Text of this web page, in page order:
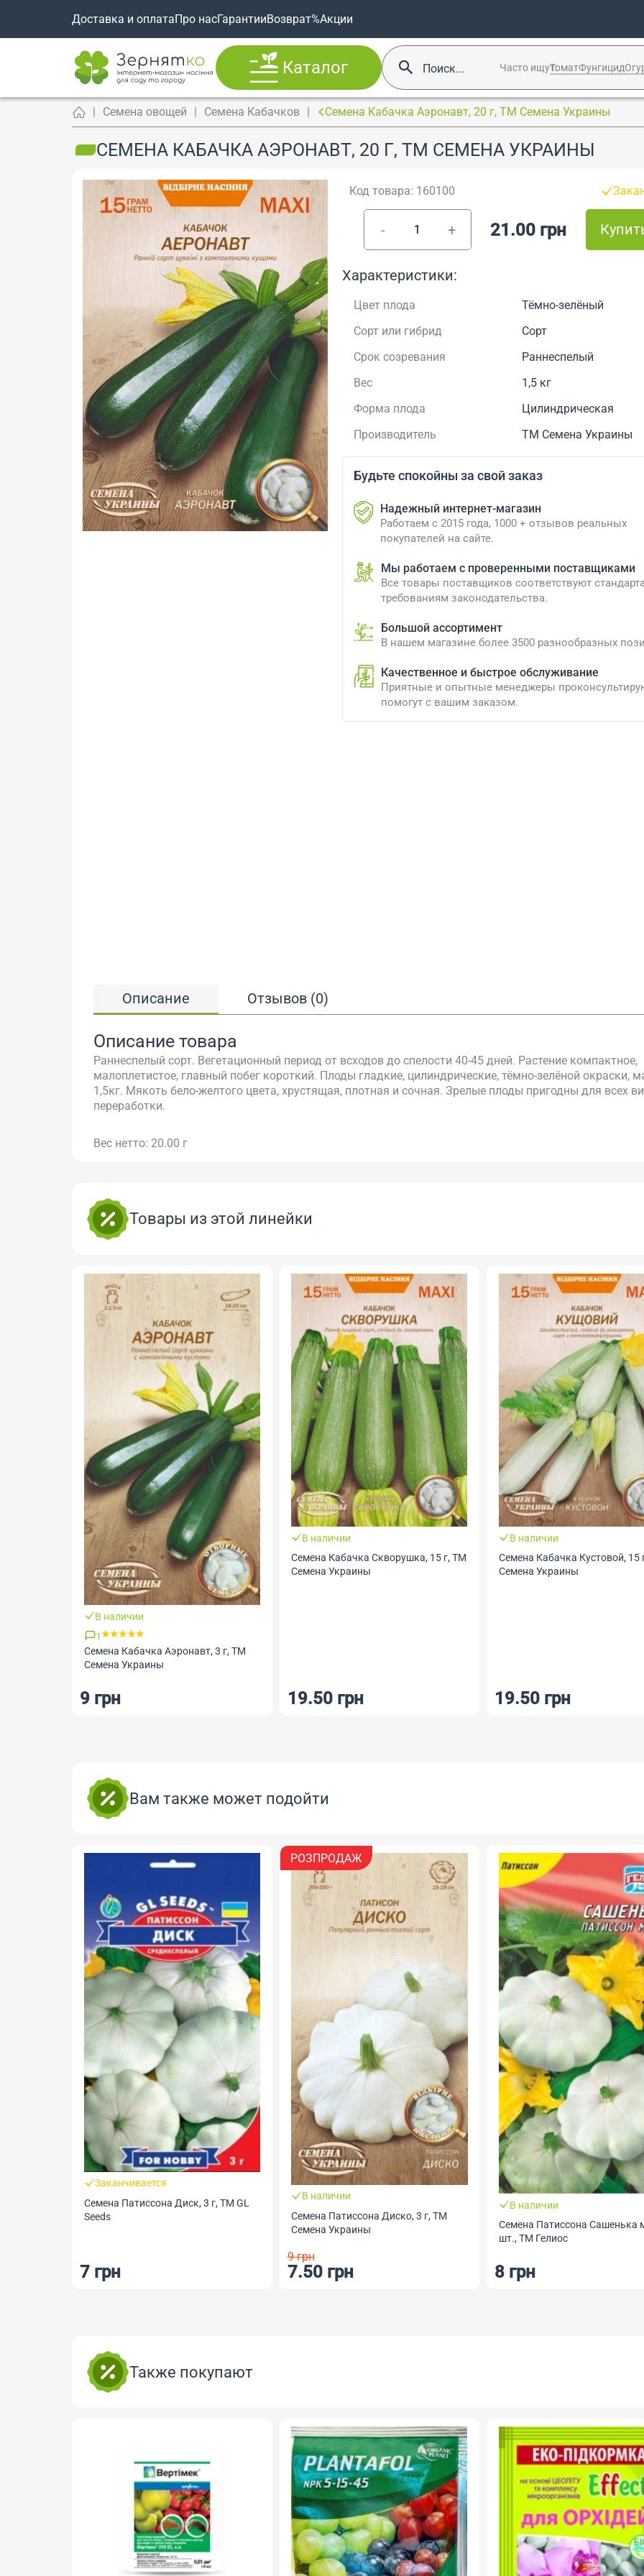
Доставка и оплатаПро насГарантииВозврат%Акции
Каталог Часто ищут:ТоматФунгицид
Семена овощей Семена Кабачков Семена Кабачка Аэронавт, 20 г, ТМ Семена Украины
СЕМЕНА КАБАЧКА АЭРОНАВТ, 20 Г, ТМ СЕМЕНА УКРАИНЫ
Код товара: 160100
- + 21.00 грн
Характеристики:
Цвет плода
Тёмно-зелёный
Сорт или гибрид
Сорт
Срок созревания
Раннеспелый
Вес
1,5 кг
Форма плода
Цилиндрическая
Производитель
ТМ Семена Украины
Будьте спокойны за свой заказ
Надежный интернет-магазин
Работаем с 2015 года, 1000 + отзывов реальных
покупателей на сайте.
Мы работаем с проверенными поставщиками
Все товары поставщиков соответствуют
требованиям законодательства.
Большой ассортимент
В нашем магазине более 3500 разнообразных
Качественное и быстрое обслуживание
Приятные и опытные менеджеры
помогут с вашим заказом.
Описание Отзывов (0)
Описание товара
Раннеспелый сорт. Вегетационный период от всходов до спелости 40-45 дней. Растение компактное,
малоплетистое, главный побег короткий. Плоды гладкие, цилиндрические, тёмно-зелёной окраски,
1,5кг. Мякоть бело-желтого цвета, хрустящая, плотная и сочная. Зрелые плоды пригодны для всех
переработки.
Вес нетто: 20.00 г
Товары из этой линейки
В наличии
1
Семена Кабачка Аэронавт, 3 г, ТМ
Семена Украины
9 грн
В наличии
Семена Кабачка Скворушка, 15 г, ТМ
Семена Украины
19.50 грн
В наличии
Семена Кабачка Кустовой, 15 г, ТМ
Семена Украины
19.50 грн
Вам также может подойти
Заканчивается
Семена Патиссона Диск, 3 г, ТМ GL
Seeds
7 грн
РОЗПРОДАЖ
В наличии
Семена Патиссона Диско, 3 г, ТМ
Семена Украины
9 грн
7.50 грн
В наличии
Семена Патиссона Сашенька
шт., ТМ Гелиос
8 грн
Также покупают